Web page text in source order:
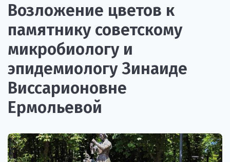
Возложение цветов к
памятнику советскому
микробиологу и
эпидемиологу Зинаиде
Виссарионовне
Ермольевой